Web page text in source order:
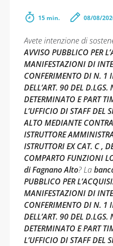
15 min. 08/08/
Avete intenzione di
AVVISO PUBBLICO PER
MANIFESTAZIONI DI
CONFERIMENTO DI N. 1
DELL’ART. 90 DEL
DETERMINATO E PART
L’UFFICIO DI STAFF DEL
ALTO MEDIANTE
ISTRUTTORE
ISTRUTTORI EX CAT. C ,
COMPARTO FUNZIONI
di Fagnano Alto? La
PUBBLICO PER
MANIFESTAZIONI DI
CONFERIMENTO DI N. 1
DELL’ART. 90 DEL
DETERMINATO E PART
L’UFFICIO DI STAFF DEL